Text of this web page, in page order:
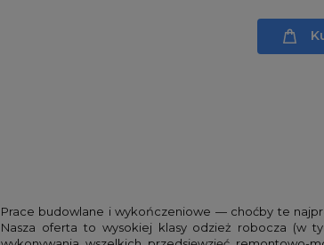
Prace budowlane i wykończeniowe — choćby te
Nasza oferta to wysokiej klasy odzież robocza (w